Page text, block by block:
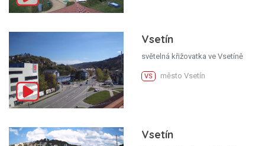
Vsetín
světelná křižovatka ve Vsetíně
VS město Vsetín
Vsetín